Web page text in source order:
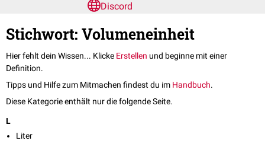
Discord
Stichwort: Volumeneinheit
Hier fehlt dein Wissen... Klicke Erstellen und beginne mit einer
Definition.
Tipps und Hilfe zum Mitmachen findest du im Handbuch.
Diese Kategorie enthält nur die folgende Seite.
L
Liter